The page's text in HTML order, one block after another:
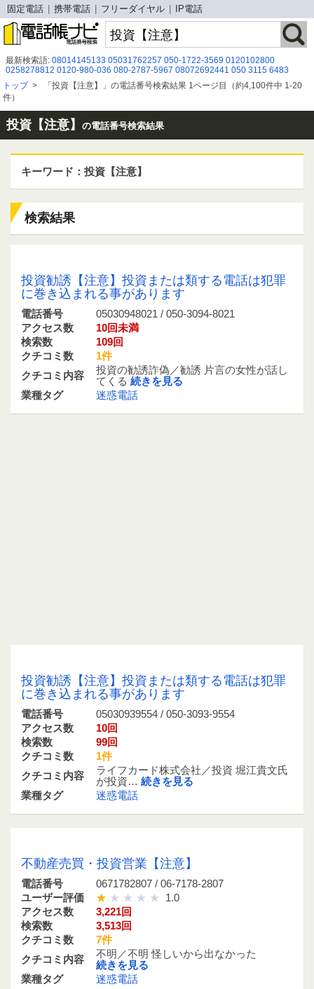
固定電話 携帯電話 フリーダイヤル IP電話
最新検索語: 08014145133 05031762257 050-1722-3569 0120102800
0258278812 0120-980-036 080-2787-5967 08072692441 050 3115 6483
09079435461 08041214481 07015774412 0120984575
0366938538
01179５０４０３
090 5063 0769 09041184108 0120-996-729 08080479301
07013416649
0800 500 8184
トップ>
「投資【注意】」の電話番号検索結果 1ページ目（約4,100件中 1-20
件）
投資【注意】 の電話番号検索結果
キーワード：投資【注意】
検索結果
投資勧誘【注意】投資または類する電話は犯罪
に巻き込まれる事があります
電話番号
05030948021 / 050-3094-8021
アクセス数
10回未満
検索数
109回
クチコミ数
1件
クチコミ内容
投資の勧誘詐偽／勧誘 片言の女性が話し
てくる 続きを見る
業種タグ
迷惑電話
投資勧誘【注意】投資または類する電話は犯罪
に巻き込まれる事があります
電話番号
05030939554 / 050-3093-9554
アクセス数
10回
検索数
99回
クチコミ数
1件
クチコミ内容
ライフカード株式会社／投資 堀江貴文氏
が投資… 続きを見る
業種タグ
迷惑電話
不動産売買・投資営業【注意】
電話番号
0671782807 / 06-7178-2807
ユーザー評価
1.0
アクセス数
3,221回
検索数
3,513回
クチコミ数
7件
クチコミ内容
不明／不明 怪しいから出なかった
続きを見る
業種タグ
迷惑電話